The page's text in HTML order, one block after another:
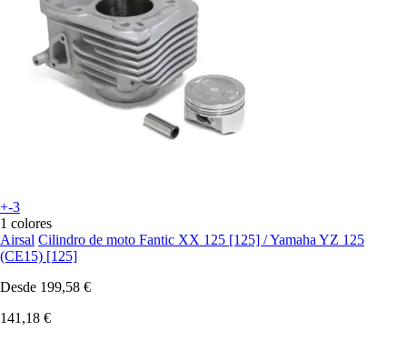
+-3
1 colores
Airsal Cilindro de moto Fantic XX 125 [125] / Yamaha YZ 125
(CE15) [125]
Desde 199,58 €
141,18 €